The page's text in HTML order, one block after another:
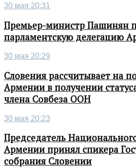
30 мая 20:31
Премьер-министр Пашинян
парламентскую делегацию
30 мая 20:29
Словения рассчитывает на
Армении в получении
члена Совбеза ООН
30 мая 20:23
Председатель
Армении принял спикера
собрания Словении